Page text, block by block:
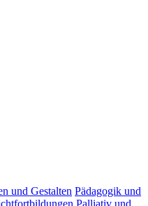
und Gestalten Pädagogik und
Palliativ und